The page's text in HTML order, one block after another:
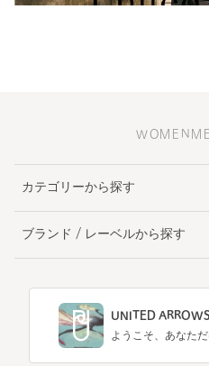
WOMEN
カテゴリーから探す
ブランド / レーベルから探す
UNITED
ようこそ、あなた